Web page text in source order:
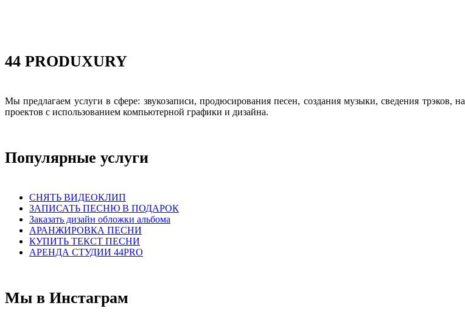
44 PRODUXURY
Мы предлагаем услуги в сфере: звукозаписи, продюсирования песен, создания музыки, сведения
проектов с использованием компьютерной графики и дизайна.
Популярные услуги
СНЯТЬ ВИДЕОКЛИП
ЗАПИСАТЬ ПЕСНЮ В ПОДАРОК
Заказать дизайн обложки альбома
АРАНЖИРОВКА ПЕСНИ
КУПИТЬ ТЕКСТ ПЕСНИ
АРЕНДА СТУДИИ 44PRO
Мы в Инстаграм